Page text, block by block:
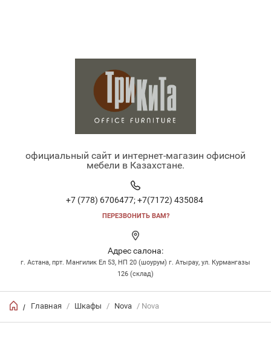
официальный сайт и интернет-магазин офисной
мебели в Казахстане.
+7 (778) 6706477;+7(7172) 435084
ПЕРЕЗВОНИТЬ ВАМ?
Адрес салона:
г. Астана, прт. Мангилик Ел 53, НП 20 (шоурум) г. Атырау, ул. Курмангазы
126 (склад)
/ Главная / Шкафы / Nova / Nova